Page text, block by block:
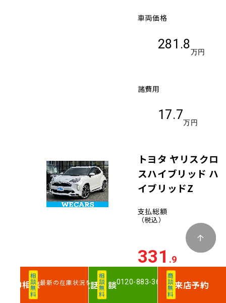
車両価格
281.8
万円
諸費用
17.7
万円
トヨタ ヤリスクロ
スハイブリッド ハ
イブリッドZ
支払総額
（税込）
331 .9
車両価格
相談無料
WEB相談最新の在庫状況を確認
相談無料
電話相談0120-883-360 商談無料来店予約